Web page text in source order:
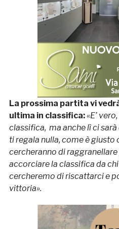
La prossima partita vi
ultima in classifica:«E’
classifica, ma anche lì ci
ti regala nulla, come è giusto
cercheranno di
accorciare la classifica da
cercheremo di riscattarci e
vittoria».